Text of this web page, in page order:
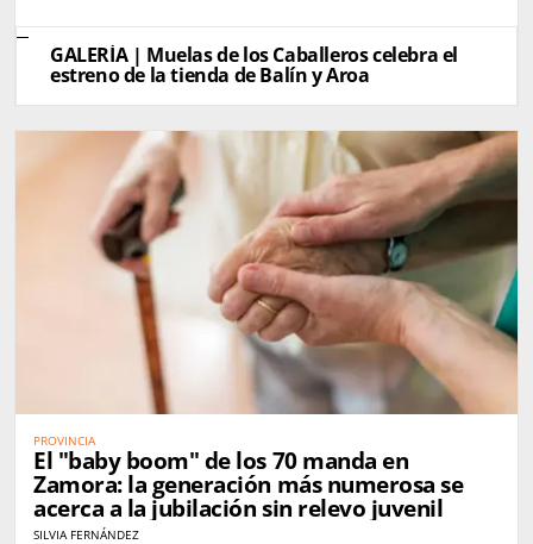
GALERÍA | Muelas de los Caballeros celebra el
estreno de la tienda de Balín y Aroa
PROVINCIA
El "baby boom" de los 70 manda en
Zamora: la generación más numerosa se
acerca a la jubilación sin relevo juvenil
SILVIA FERNÁNDEZ